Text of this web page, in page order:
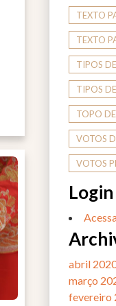
TEXTO
TEXTO
TIPOS
TIPOS
TOPO
VOTOS
VOTOS
Login
abril
março
fevereiro